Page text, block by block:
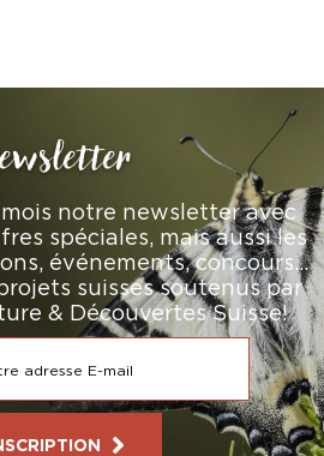
notre newsletter avec
spéciales, mais aussi les
événements, concours…
suisses soutenus par
& Découvertes Suisse!